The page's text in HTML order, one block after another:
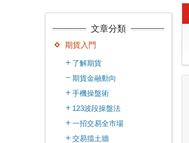
文章分類
期貨入門
了解期貨
期貨金融動向
手機操盤術
123波段操盤法
一招交易全市場
交易擋土牆